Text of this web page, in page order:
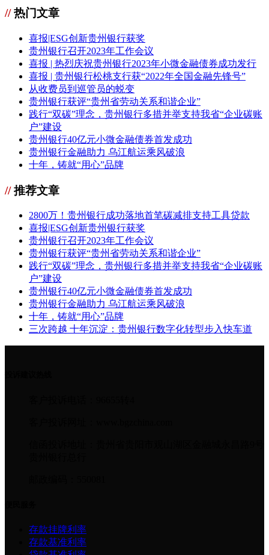
//热门文章
喜报|ESG创新贵州银行获奖
贵州银行召开2023年工作会议
喜报 | 热烈庆祝贵州银行2023年小微金融债券成功发行
喜报 | 贵州银行松桃支行获“2022年全国金融先锋号”
从收费员到巡管员的蜕变
贵州银行获评“贵州省劳动关系和谐企业”
践行“双碳”理念，贵州银行多措并举支持我省“企业碳账
户”建设
贵州银行40亿元小微金融债券首发成功
贵州银行金融助力 乌江航运乘风破浪
十年，铸就“用心”品牌
//推荐文章
2800万！贵州银行成功落地首笔碳减排支持工具贷款
喜报|ESG创新贵州银行获奖
贵州银行召开2023年工作会议
贵州银行获评“贵州省劳动关系和谐企业”
践行“双碳”理念，贵州银行多措并举支持我省“企业碳账
户”建设
贵州银行40亿元小微金融债券首发成功
贵州银行金融助力 乌江航运乘风破浪
十年，铸就“用心”品牌
三次跨越 十年沉淀：贵州银行数字化转型步入快车道
存款挂牌利率
存款基准利率